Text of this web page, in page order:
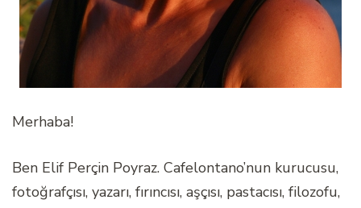
Merhaba!
Ben Elif Perçin Poyraz. Cafelontano’nun kurucusu,
fotoğrafçısı, yazarı, fırıncısı, aşçısı, pastacısı, filozofu,